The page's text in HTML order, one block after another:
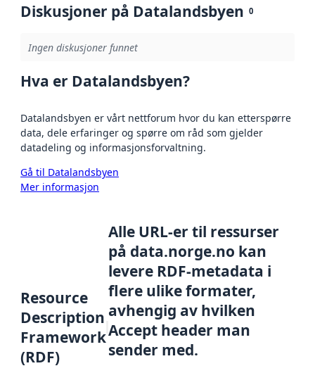
Diskusjoner på Datalandsbyen 0
Ingen diskusjoner funnet
Hva er Datalandsbyen?
Datalandsbyen er vårt nettforum hvor du kan etterspørre
data, dele erfaringer og spørre om råd som gjelder
datadeling og informasjonsforvaltning.
Gå til Datalandsbyen
Mer informasjon
Resource
Description
Framework
(RDF)
Alle URL-er til ressurser
på data.norge.no kan
levere RDF-metadata i
flere ulike formater,
avhengig av hvilken
Accept header man
sender med.